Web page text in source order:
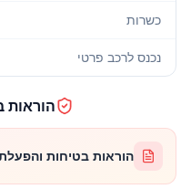
כשרות
נכנס לרכב פרטי
הוראות
הוראות בטיחות